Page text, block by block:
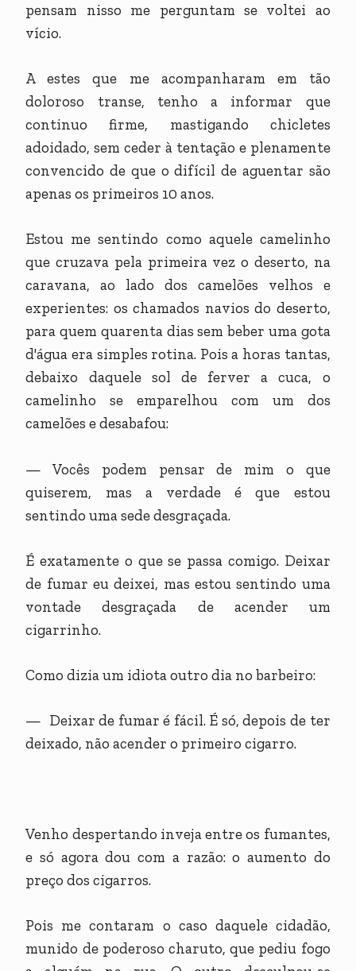
pensam nisso me perguntam se voltei ao
vício.
A estes que me acompanharam em tão
doloroso transe, tenho a informar que
continuo firme, mastigando chicletes
adoidado, sem ceder à tentação e plenamente
convencido de que o difícil de aguentar são
apenas os primeiros 10 anos.
Estou me sentindo como aquele camelinho
que cruzava pela primeira vez o deserto, na
caravana, ao lado dos camelões velhos e
experientes: os chamados navios do deserto,
para quem quarenta dias sem beber uma gota
d'água era simples rotina. Pois a horas tantas,
debaixo daquele sol de ferver a cuca, o
camelinho se emparelhou com um dos
camelões e desabafou:
— Vocês podem pensar de mim o que
quiserem, mas a verdade é que estou
sentindo uma sede desgraçada.
É exatamente o que se passa comigo. Deixar
de fumar eu deixei, mas estou sentindo uma
vontade desgraçada de acender um
cigarrinho.
Como dizia um idiota outro dia no barbeiro:
— Deixar de fumar é fácil. É só, depois de ter
deixado, não acender o primeiro cigarro.
Venho despertando inveja entre os fumantes,
e só agora dou com a razão: o aumento do
preço dos cigarros.
Pois me contaram o caso daquele cidadão,
munido de poderoso charuto, que pediu fogo